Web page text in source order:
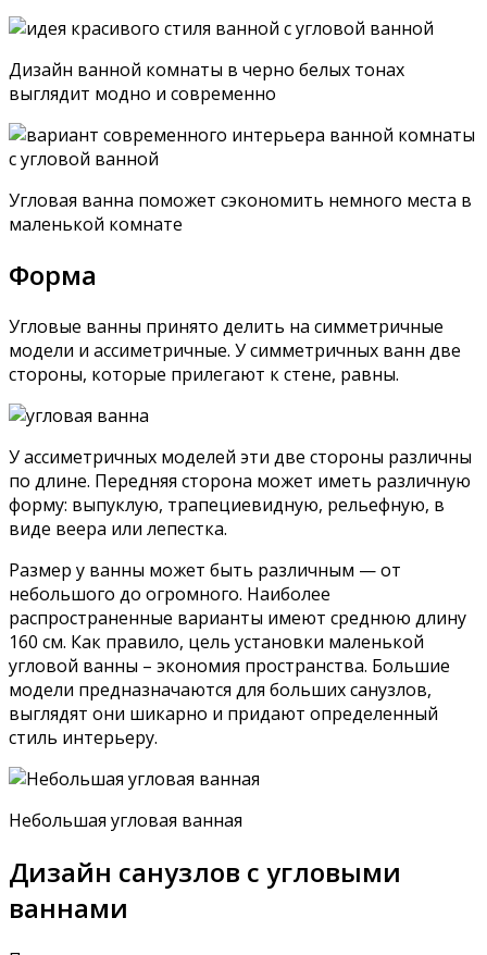
Дизайн ванной комнаты в черно белых тонах
выглядит модно и современно
Угловая ванна поможет сэкономить немного места в
маленькой комнате
Форма
Угловые ванны принято делить на симметричные
модели и ассиметричные. У симметричных ванн две
стороны, которые прилегают к стене, равны.
У ассиметричных моделей эти две стороны различны
по длине. Передняя сторона может иметь различную
форму: выпуклую, трапециевидную, рельефную, в
виде веера или лепестка.
Размер у ванны может быть различным — от
небольшого до огромного. Наиболее
распространенные варианты имеют среднюю длину
160 см. Как правило, цель установки маленькой
угловой ванны – экономия пространства. Большие
модели предназначаются для больших санузлов,
выглядят они шикарно и придают определенный
стиль интерьеру.
Небольшая угловая ванная
Дизайн санузлов с угловыми
ваннами